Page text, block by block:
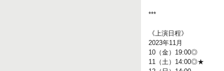
***
《上演日程》
2023年11月
10（金）19:00◎
11（土）14:00◎★